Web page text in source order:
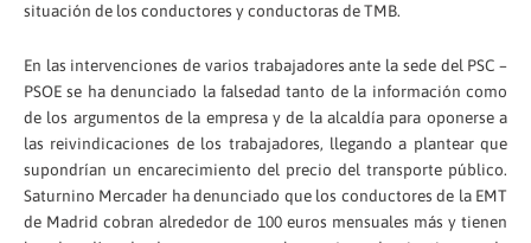
situación de los conductores y conductoras de TMB.
En las intervenciones de varios trabajadores ante la sede del PSC –
PSOE se ha denunciado la falsedad tanto de la información como
de los argumentos de la empresa y de la alcaldía para oponerse a
las reivindicaciones de los trabajadores, llegando a plantear que
supondrían un encarecimiento del precio del transporte público.
Saturnino Mercader ha denunciado que los conductores de la EMT
de Madrid cobran alrededor de 100 euros mensuales más y tienen